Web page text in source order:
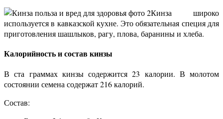
Кинза широко
используется в кавказской кухне. Это обязательная специя для
приготовления шашлыков, рагу, плова, баранины и хлеба.
Калорийность и состав кинзы
В ста граммах кинзы содержится 23 калории. В молотом
состоянии семена содержат 216 калорий.
Состав: